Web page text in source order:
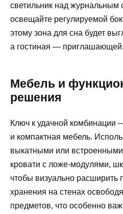
светильник над журнальным
освещайте регулируемой
этому зона для сна будет
а гостиная — приглашающей.
Мебель и
решения
Ключ к удачной комбинации
и компактная мебель.
выкатными или
кровати с ложе‑модулями,
чтобы визуально расширить
хранения на стенах
предметов, что особенно